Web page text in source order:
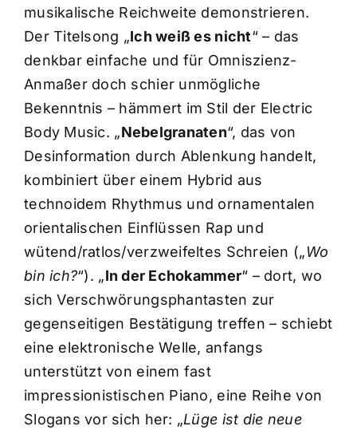
musikalische Reichweite demonstrieren.
Der Titelsong „Ich weiß es nicht“ – das
denkbar einfache und für Omniszienz-
Anmaßer doch schier unmögliche
Bekenntnis – hämmert im Stil der Electric
Body Music. „Nebelgranaten“, das von
Desinformation durch Ablenkung handelt,
kombiniert über einem Hybrid aus
technoidem Rhythmus und ornamentalen
orientalischen Einflüssen Rap und
wütend/ratlos/verzweifeltes Schreien („Wo
bin ich?“). „In der Echokammer“ – dort, wo
sich Verschwörungsphantasten zur
gegenseitigen Bestätigung treffen – schiebt
eine elektronische Welle, anfangs
unterstützt von einem fast
impressionistischen Piano, eine Reihe von
Slogans vor sich her: „Lüge ist die neue